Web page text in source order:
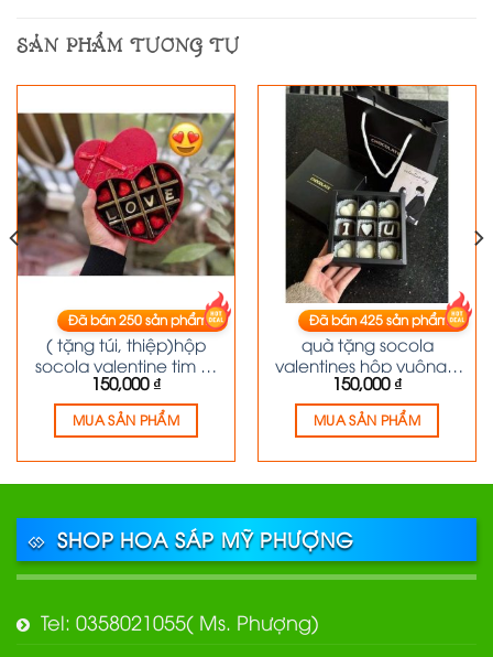
SẢN PHẨM TƯƠNG TỰ
SÔ CÔ LA
( tặng túi, thiệp)hộp
socola valentine tim 10
viên
150,000₫
Đã bán250sản phẩm
MUA SẢN PHẨM
SÔ CÔ LA
quà tặng socola
valentines hộp vuông 9
viên
150,000₫
Đã bán425sản phẩm
MUA SẢN PHẨM
SHOP HOA SÁP MỸ PHƯỢNG
Tel: 0358021055( Ms. Phượng)